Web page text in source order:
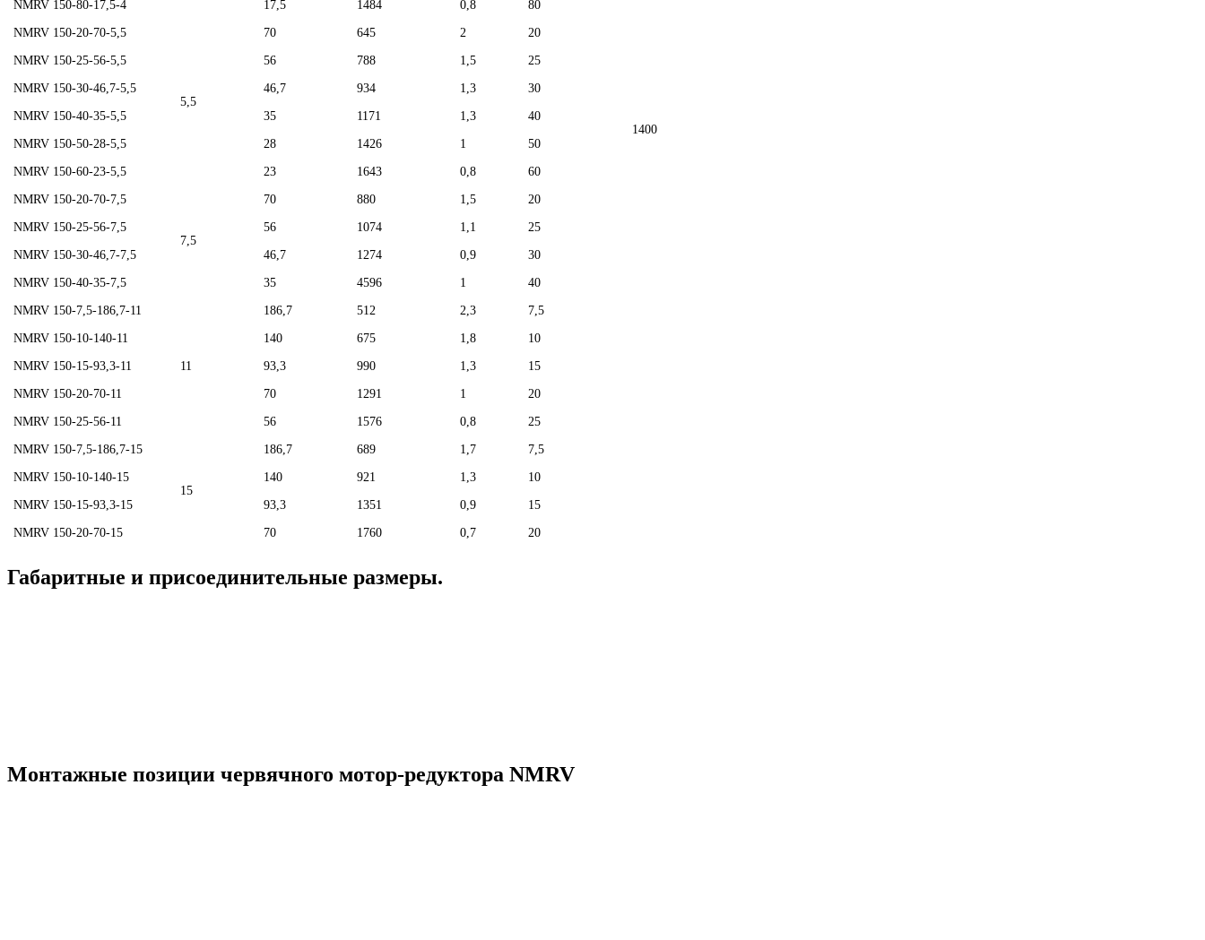
1400
NMRV 150-80-17,5-4 17,5 1484 0,8 80
NMRV 150-20-70-5,5
5,5
70 645 2 20
NMRV 150-25-56-5,5 56 788 1,5 25
NMRV 150-30-46,7-5,5 46,7 934 1,3 30
NMRV 150-40-35-5,5 35 1171 1,3 40
NMRV 150-50-28-5,5 28 1426 1 50
NMRV 150-60-23-5,5 23 1643 0,8 60
NMRV 150-20-70-7,5
7,5
70 880 1,5 20
NMRV 150-25-56-7,5 56 1074 1,1 25
NMRV 150-30-46,7-7,5 46,7 1274 0,9 30
NMRV 150-40-35-7,5 35 4596 1 40
NMRV 150-7,5-186,7-11
11
186,7 512 2,3 7,5
NMRV 150-10-140-11 140 675 1,8 10
NMRV 150-15-93,3-11 93,3 990 1,3 15
NMRV 150-20-70-11 70 1291 1 20
NMRV 150-25-56-11 56 1576 0,8 25
NMRV 150-7,5-186,7-15
15
186,7 689 1,7 7,5
NMRV 150-10-140-15 140 921 1,3 10
NMRV 150-15-93,3-15 93,3 1351 0,9 15
NMRV 150-20-70-15 70 1760 0,7 20
Габаритные и присоединительные размеры.
Монтажные позиции червячного мотор-редуктора NMRV